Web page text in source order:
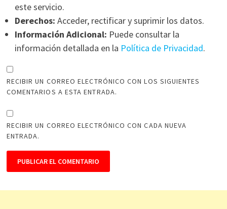
este servicio.
Derechos: Acceder, rectificar y suprimir los datos.
Información Adicional: Puede consultar la
información detallada en la Política de Privacidad.
RECIBIR UN CORREO ELECTRÓNICO CON LOS SIGUIENTES
COMENTARIOS A ESTA ENTRADA.
RECIBIR UN CORREO ELECTRÓNICO CON CADA NUEVA
ENTRADA.